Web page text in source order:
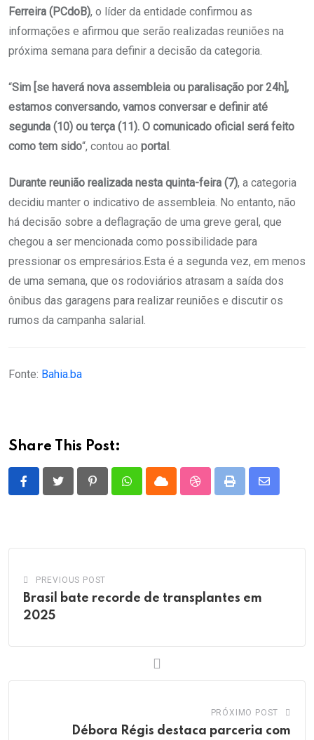
Ferreira (PCdoB), o líder da entidade confirmou as
informações e afirmou que serão realizadas reuniões na
próxima semana para definir a decisão da categoria.
“Sim [se haverá nova assembleia ou paralisação por 24h],
estamos conversando, vamos conversar e definir até
segunda (10) ou terça (11). O comunicado oficial será feito
como tem sido“, contou ao portal .
Durante reunião realizada nesta quinta-feira (7), a categoria
decidiu manter o indicativo de assembleia. No entanto, não
há decisão sobre a deflagração de uma greve geral, que
chegou a ser mencionada como possibilidade para
pressionar os empresários.Esta é a segunda vez, em menos
de uma semana, que os rodoviários atrasam a saída dos
ônibus das garagens para realizar reuniões e discutir os
rumos da campanha salarial.
Fonte: Bahia.ba
Share This Post:
PinterestWhatsappCloud StumbleUpon
Print
Share
PREVIOUS POST
Brasil bate recorde de transplantes em
2025
PRÓXIMO POST
Débora Régis destaca parceria com